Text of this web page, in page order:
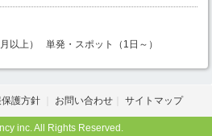
以上） 単発・スポット（1日～）
護方針 お問い合わせ サイトマップ
inc. All Rights Reserved.